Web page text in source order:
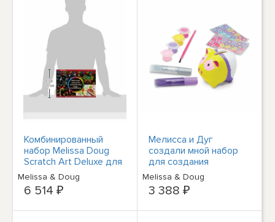
Комбинированный
набор Melissa Doug
Scratch Art Deluxe для
декоративно-
прикладного
творчества,
Melissa & Doug
6 514 ₽
Мелисса и Дуг
создали мной набор
для создания
копилки-копилки NEW
Melissa & Doug
3 388 ₽